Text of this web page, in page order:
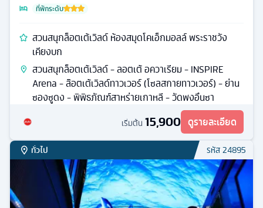
ที่พักระดับ
สวนสนุกล็อตเต้เวิลด์ ห้องสมุดโคเอ็กมอลล์ พระราชวัง
เคียงบก
สวนสนุกล็อตเต้เวิลด์ - ลอตเต้ อควาเรียม - INSPIRE
Arena - ล๊อตเต้เวิลด์ทาวเวอร์ (โซลสกายทาวเวอร์) - ย่าน
ซองซูดง - พิพิธภัณฑ์สาหร่ายเกาหลี - วัดพงอึนซา
เริ่มต้น 15,900 ดูรายละเอียด
ทั่วไป รหัส24895